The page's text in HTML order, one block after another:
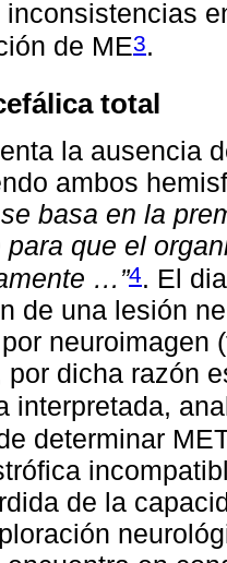
inconsistencias
de ME3.
total
la ausencia
ambos
basa en la
para que el
…”4. El
de una lesión
neuroimagen
por dicha razón
interpretada,
determinar
de la